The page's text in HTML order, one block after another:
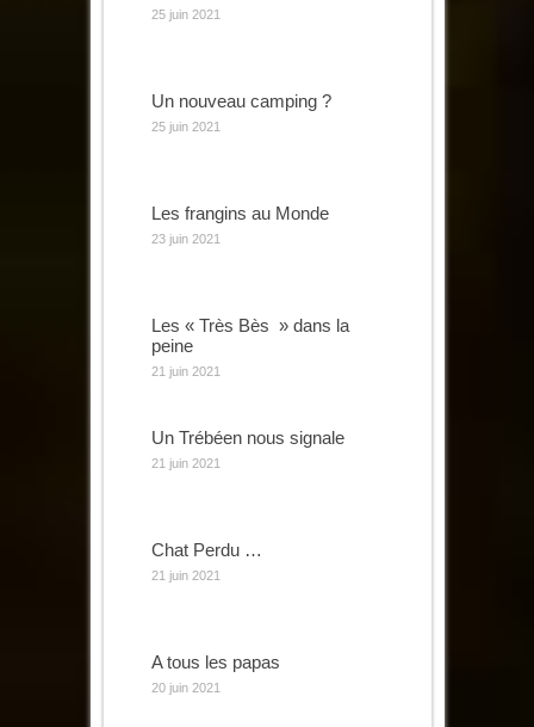
25 juin 2021
Un nouveau camping ?
25 juin 2021
Les frangins au Monde
23 juin 2021
Les « Très Bès » dans la
peine
21 juin 2021
Un Trébéen nous signale
21 juin 2021
Chat Perdu …
21 juin 2021
A tous les papas
20 juin 2021